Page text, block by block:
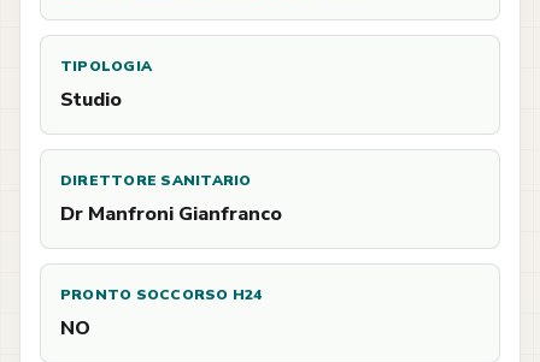
TIPOLOGIA
Studio
DIRETTORE SANITARIO
Dr Manfroni Gianfranco
PRONTO SOCCORSO H24
NO